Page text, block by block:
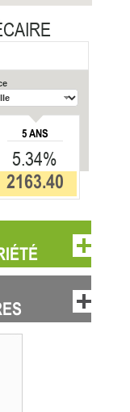
5 ANS
5.34%
2163.40